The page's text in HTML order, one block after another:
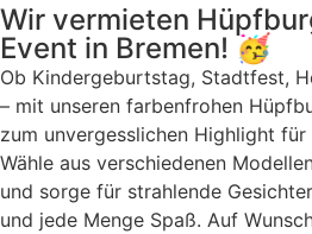
Wir vermieten
Event in Bremen! 🥳
Ob Kindergeburtstag, Stadtfest,
– mit unseren farbenfrohen
zum unvergesslichen Highlight
Wähle aus verschiedenen
und sorge für strahlende
und jede Menge Spaß. Auf